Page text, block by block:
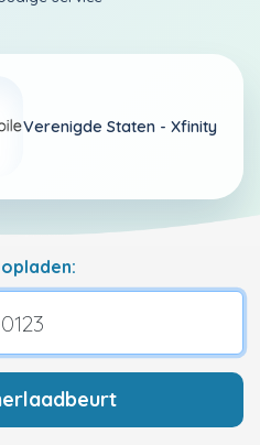
Verenigde Staten - Xfinity